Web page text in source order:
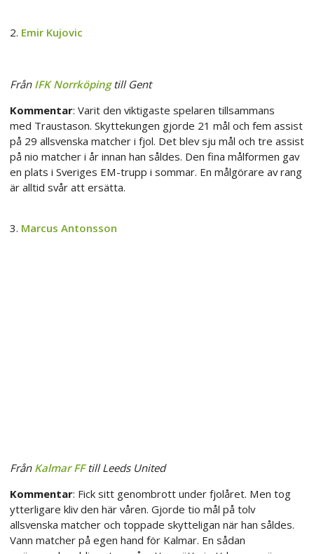
2. Emir Kujovic
Från IFK Norrköpingtill Gent
Kommentar: Varit den viktigaste spelaren tillsammans
med Traustason. Skyttekungen gjorde 21 mål och fem assist
på 29 allsvenska matcher i fjol. Det blev sju mål och tre assist
på nio matcher i år innan han såldes. Den fina målformen gav
en plats i Sveriges EM-trupp i sommar. En målgörare av rang
är alltid svår att ersätta.
3. Marcus Antonsson
Från Kalmar FFtill Leeds United
Kommentar: Fick sitt genombrott under fjolåret. Men tog
ytterligare kliv den här våren. Gjorde tio mål på tolv
allsvenska matcher och toppade skytteligan när han såldes.
Vann matcher på egen hand för Kalmar. En sådan